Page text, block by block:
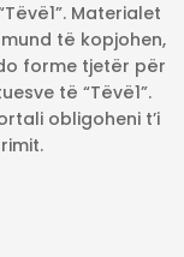
Materialet
të kopjohen,
forme tjetër për
të “Tëvë1”.
obligoheni t’i